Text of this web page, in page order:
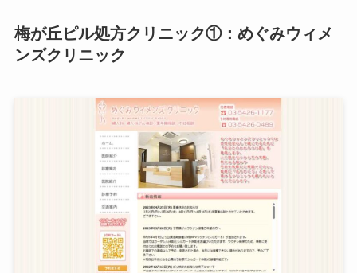
梅が丘ピル処方クリニック①：めぐみウィメ
ンズクリニック